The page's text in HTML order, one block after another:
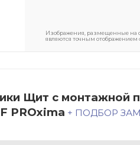
Изображения, размещенные на
являются точным отображением
Щит с
PROxima + ПОДБОР